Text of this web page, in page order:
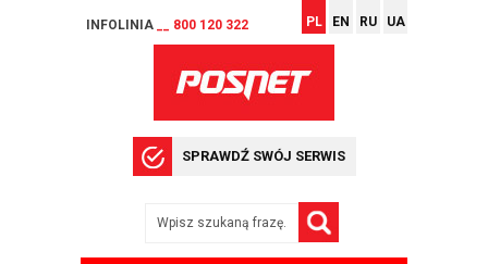
INFOLINIA __ 800 120 322 PL EN RU UA
SPRAWDŹ SWÓJ SERWIS